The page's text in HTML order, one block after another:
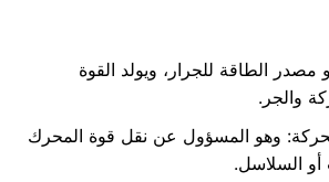
الطاقة للجرار، ويولد القوة
والجر.
وهو المسؤول عن نقل قوة المحرك
أو السلاسل.